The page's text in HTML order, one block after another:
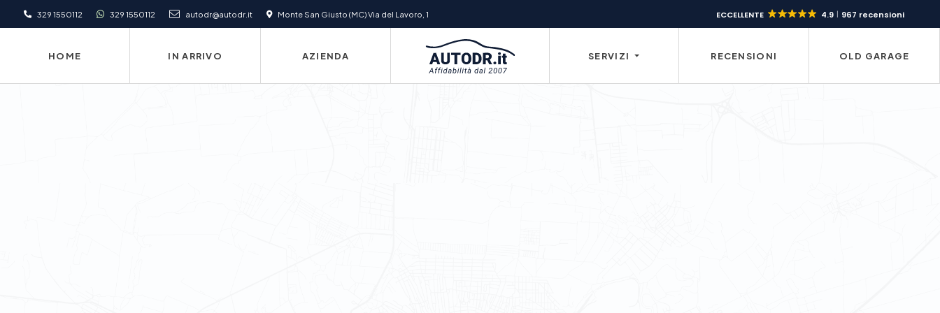
329 1550112 329 1550112 autodr@autodr.it Monte San Giusto (MC) Via del Lavoro, 1 ECCELLENTE 4.9 967 recensioni
HOME IN ARRIVO AZIENDA SERVIZI RECENSIONI OLD GARAGE